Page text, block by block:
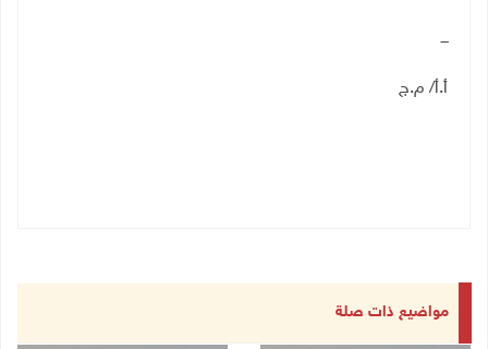
ـــ
أ.أ/ م.ج
مواضيع ذات صلة